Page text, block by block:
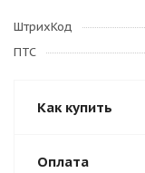
ШтрихКод
ПТС
Как купить
Оплата